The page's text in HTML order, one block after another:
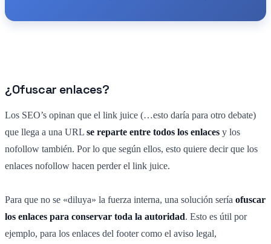
¿Ofuscar enlaces?
Los SEO’s opinan que el link juice (…esto daría para otro debate)
que llega a una URL se reparte entre todos los enlaces y los
nofollow también. Por lo que según ellos, esto quiere decir que los
enlaces nofollow hacen perder el link juice.
Para que no se «diluya» la fuerza interna, una solución sería ofuscar
los enlaces para conservar toda la autoridad. Esto es útil por
ejemplo, para los enlaces del footer como el aviso legal,